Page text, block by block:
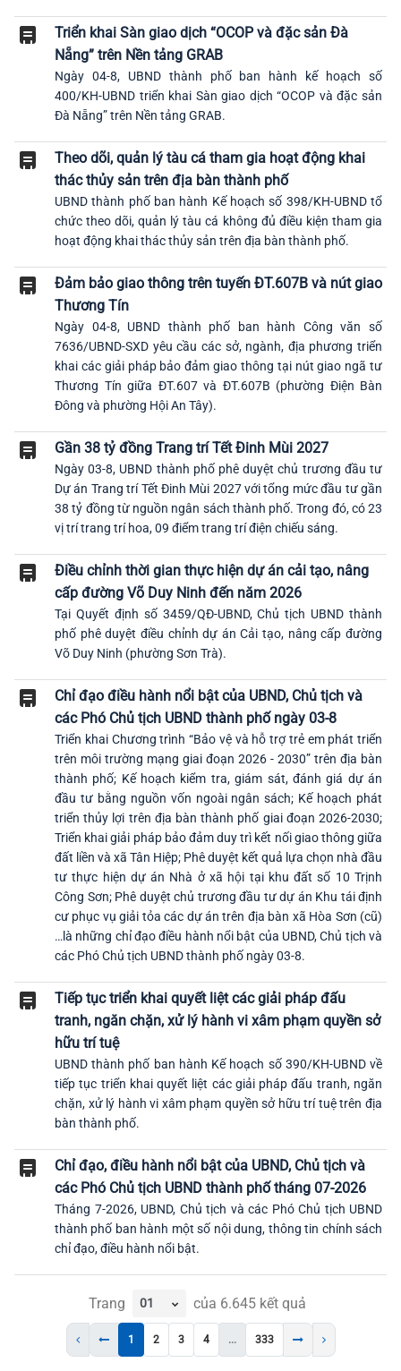
Triển khai Sàn giao dịch “OCOP và đặc sản Đà
Nẵng” trên Nền tảng GRAB
Ngày 04-8, UBND thành phố ban hành kế hoạch số
400/KH-UBND triển khai Sàn giao dịch “OCOP và đặc sản
Đà Nẵng” trên Nền tảng GRAB.
Theo dõi, quản lý tàu cá tham gia hoạt động khai
thác thủy sản trên địa bàn thành phố
UBND thành phố ban hành Kế hoạch số 398/KH-UBND tổ
chức theo dõi, quản lý tàu cá không đủ điều kiện tham gia
hoạt động khai thác thủy sản trên địa bàn thành phố.
Đảm bảo giao thông trên tuyến ĐT.607B và nút giao
Thương Tín
Ngày 04-8, UBND thành phố ban hành Công văn số
7636/UBND-SXD yêu cầu các sở, ngành, địa phương triển
khai các giải pháp bảo đảm giao thông tại nút giao ngã tư
Thương Tín giữa ĐT.607 và ĐT.607B (phường Điện Bàn
Đông và phường Hội An Tây).
Gần 38 tỷ đồng Trang trí Tết Đinh Mùi 2027
Ngày 03-8, UBND thành phố phê duyệt chủ trương đầu tư
Dự án Trang trí Tết Đinh Mùi 2027 với tổng mức đầu tư gần
38 tỷ đồng từ nguồn ngân sách thành phố. Trong đó, có 23
vị trí trang trí hoa, 09 điểm trang trí điện chiếu sáng.
Điều chỉnh thời gian thực hiện dự án cải tạo, nâng
cấp đường Võ Duy Ninh đến năm 2026
Tại Quyết định số 3459/QĐ-UBND, Chủ tịch UBND thành
phố phê duyệt điều chỉnh dự án Cải tạo, nâng cấp đường
Võ Duy Ninh (phường Sơn Trà).
Chỉ đạo điều hành nổi bật của UBND, Chủ tịch và
các Phó Chủ tịch UBND thành phố ngày 03-8
Triển khai Chương trình “Bảo vệ và hỗ trợ trẻ em phát triển
trên môi trường mạng giai đoạn 2026 - 2030” trên địa bàn
thành phố; Kế hoạch kiểm tra, giám sát, đánh giá dự án
đầu tư bằng nguồn vốn ngoài ngân sách; Kế hoạch phát
triển thủy lợi trên địa bàn thành phố giai đoạn 2026-2030;
Triển khai giải pháp bảo đảm duy trì kết nối giao thông giữa
đất liền và xã Tân Hiệp; Phê duyệt kết quả lựa chọn nhà đầu
tư thực hiện dự án Nhà ở xã hội tại khu đất số 10 Trịnh
Công Sơn; Phê duyệt chủ trương đầu tư dự án Khu tái định
cư phục vụ giải tỏa các dự án trên địa bàn xã Hòa Sơn (cũ)
…là những chỉ đạo điều hành nổi bật của UBND, Chủ tịch và
các Phó Chủ tịch UBND thành phố ngày 03-8.
Tiếp tục triển khai quyết liệt các giải pháp đấu
tranh, ngăn chặn, xử lý hành vi xâm phạm quyền sở
hữu trí tuệ
UBND thành phố ban hành Kế hoạch số 390/KH-UBND về
tiếp tục triển khai quyết liệt các giải pháp đấu tranh, ngăn
chặn, xử lý hành vi xâm phạm quyền sở hữu trí tuệ trên địa
bàn thành phố.
Chỉ đạo, điều hành nổi bật của UBND, Chủ tịch và
các Phó Chủ tịch UBND thành phố tháng 07-2026
Tháng 7-2026, UBND, Chủ tịch và các Phó Chủ tịch UBND
thành phố ban hành một số nội dung, thông tin chính sách
chỉ đạo, điều hành nổi bật.
Trang của 6.645kết quả
1 2 3 4 ... 333